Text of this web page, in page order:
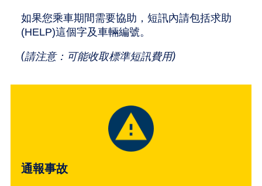
如果您乘車期間需要協助，短訊內請包括求助
(HELP)這個字及車輛編號。
(請注意：可能收取標準短訊費用)
通報事故